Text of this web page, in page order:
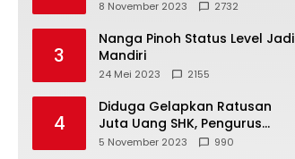
Jadi Korban Persetubuhan
8 November 2023 2732
3
Nanga Pinoh Status Level Jadi
Mandiri
24 Mei 2023 2155
4
Diduga Gelapkan Ratusan
Juta Uang SHK, Pengurus
Koperasi SUB Dilaporkan ke
5 November 2023 990